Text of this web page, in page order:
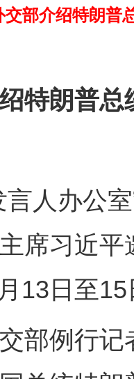
交部介绍特朗普
朗普总
办公室
席习近
13日至
例行记